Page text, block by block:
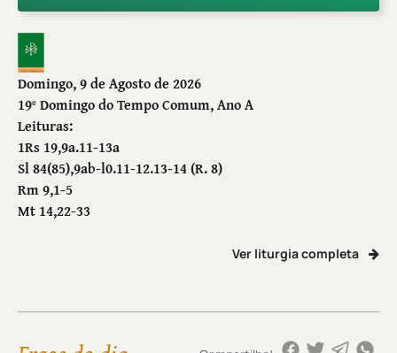
Domingo, 9 de Agosto de 2026
19º Domingo do Tempo Comum, Ano A
Leituras:
1Rs 19,9a.11-13a
Sl 84(85),9ab-l0.11-12.13-14 (R. 8)
Rm 9,1-5
Mt 14,22-33
Ver liturgia completa